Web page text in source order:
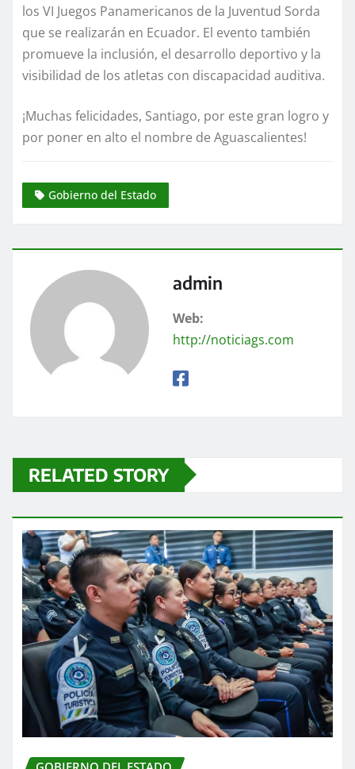
los VI Juegos Panamericanos de la Juventud Sorda
que se realizarán en Ecuador. El evento también
promueve la inclusión, el desarrollo deportivo y la
visibilidad de los atletas con discapacidad auditiva.
¡Muchas felicidades, Santiago, por este gran logro y
por poner en alto el nombre de Aguascalientes!
Gobierno del Estado
admin
Web:
http://noticiags.com
RELATED STORY